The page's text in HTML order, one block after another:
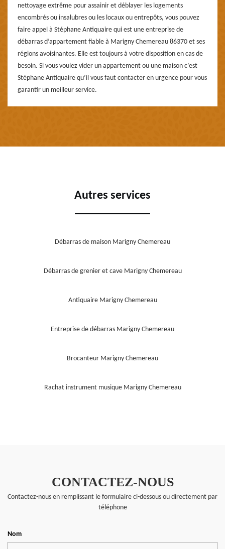
nettoyage extrême pour assainir et déblayer les logements
encombrés ou insalubres ou les locaux ou entrepôts, vous pouvez
faire appel à Stéphane Antiquaire qui est une entreprise de
débarras d’appartement fiable à Marigny Chemereau 86370 et ses
régions avoisinantes. Elle est toujours à votre disposition en cas de
besoin. Si vous voulez vider un appartement ou une maison c’est
Stéphane Antiquaire qu’il vous faut contacter en urgence pour vous
garantir un meilleur service.
Autres services
Débarras de maison Marigny Chemereau
Débarras de grenier et cave Marigny Chemereau
Antiquaire Marigny Chemereau
Entreprise de débarras Marigny Chemereau
Brocanteur Marigny Chemereau
Rachat instrument musique Marigny Chemereau
CONTACTEZ-NOUS
Contactez-nous en remplissant le formulaire ci-dessous ou directement par
téléphone
Nom